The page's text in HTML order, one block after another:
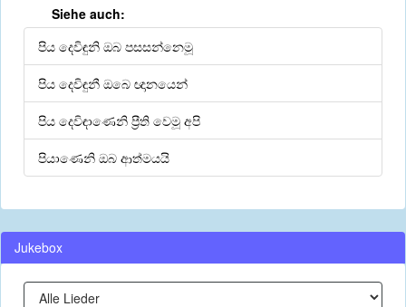
Siehe auch:
පිය දෙවිඳුනි ඔබ පසසන්නෙමූ
පිය දෙවිඳුනී ඔබෙ ඥානයෙන්
පිය දෙවිඳාණෙනි ප්‍රීති වෙමූ අපි
පියාණෙනි ඔබ ආත්මයයි
Jukebox